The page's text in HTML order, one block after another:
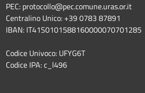
PEC: protocollo@pec.comune.uras.or.it
Centralino Unico: +39 0783 87891
IBAN: IT41S0101588160000070701285
Codice Univoco: UFYG6T
Codice IPA: c_l496